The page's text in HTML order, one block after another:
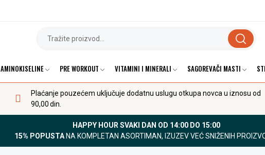
AMINOKISELINE PRE WORKOUT VITAMINI I MINERALI SAGOREVAČI MASTI
Plaćanje pouzećem uključuje dodatnu uslugu otkupa novca u iznosu od
90,00 din.
HAPPY HOUR SVAKI DAN OD 14:00 DO 15:00
15% POPUSTANA KOMPLETAN ASORTIMAN, IZUZEV VEĆ SNIŽENIH